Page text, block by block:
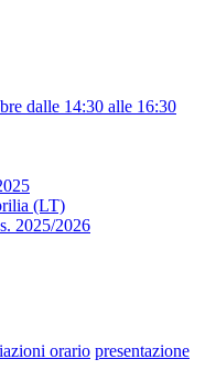
dalle 14:30 alle 16:30
(LT)
2025/2026
orario presentazione